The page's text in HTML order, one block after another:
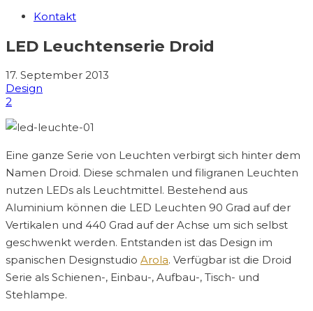
Kontakt
LED Leuchtenserie Droid
17. September 2013
Design
2
Eine ganze Serie von Leuchten verbirgt sich hinter dem
Namen Droid. Diese schmalen und filigranen Leuchten
nutzen LEDs als Leuchtmittel. Bestehend aus
Aluminium können die LED Leuchten 90 Grad auf der
Vertikalen und 440 Grad auf der Achse um sich selbst
geschwenkt werden. Entstanden ist das Design im
spanischen Designstudio Arola. Verfügbar ist die Droid
Serie als Schienen-, Einbau-, Aufbau-, Tisch- und
Stehlampe.